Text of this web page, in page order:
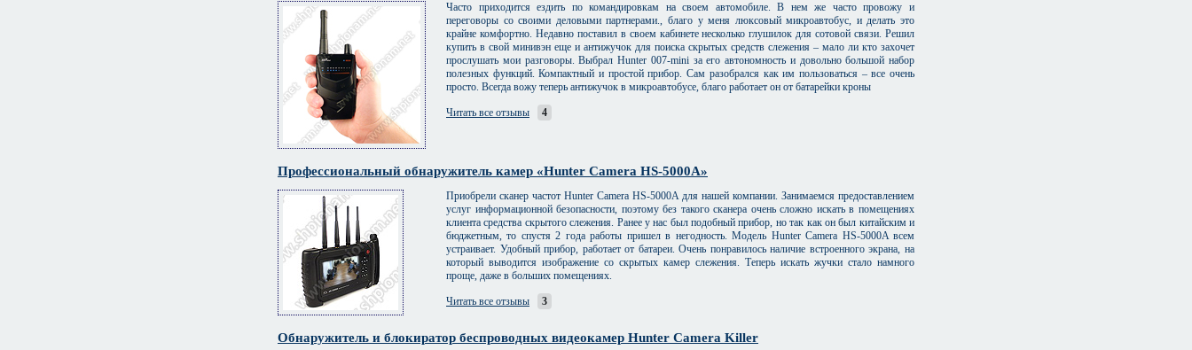
Часто приходится ездить по командировкам на своем автомобиле. В нем же часто провожу и
переговоры со своими деловыми партнерами., благо у меня люксовый микроавтобус, и делать это
крайне комфортно. Недавно поставил в своем кабинете несколько глушилок для сотовой связи. Решил
купить в свой минивэн еще и антижучок для поиска скрытых средств слежения – мало ли кто захочет
прослушать мои разговоры. Выбрал Hunter 007-mini за его автономность и довольно большой набор
полезных функций. Компактный и простой прибор. Сам разобрался как им пользоваться – все очень
просто. Всегда вожу теперь антижучок в микроавтобусе, благо работает он от батарейки кроны
Читать все отзывы 4
Профессиональный обнаружитель камер «Hunter Camera HS-5000A»
Приобрели сканер частот Hunter Camera HS-5000A для нашей компании. Занимаемся предоставлением
услуг информационной безопасности, поэтому без такого сканера очень сложно искать в помещениях
клиента средства скрытого слежения. Ранее у нас был подобный прибор, но так как он был китайским и
бюджетным, то спустя 2 года работы пришел в негодность. Модель Hunter Camera HS-5000A всем
устраивает. Удобный прибор, работает от батареи. Очень понравилось наличие встроенного экрана, на
который выводится изображение со скрытых камер слежения. Теперь искать жучки стало намного
проще, даже в больших помещениях.
Читать все отзывы 3
Обнаружитель и блокиратор беспроводных видеокамер Hunter Camera Killer